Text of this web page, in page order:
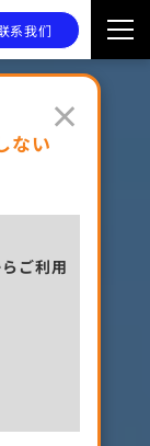
系我们
×
ない
ご利用